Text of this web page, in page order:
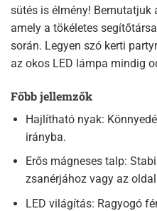
sütés is élmény!
amely a tökéletes
során. Legyen szó kerti
az okos LED lámpa mindig
Főbb jellemzők
Hajlítható nyak:
irányba.
Erős mágneses talp:
zsanérjához vagy az
LED világítás: Ragyogó